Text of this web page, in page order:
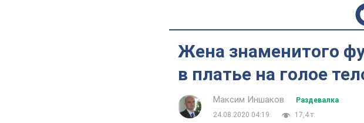
Жена знаменитого
в платье на голое
Максим Иншаков
Раздевалка
24.08.2020 04:19
17,4 т.